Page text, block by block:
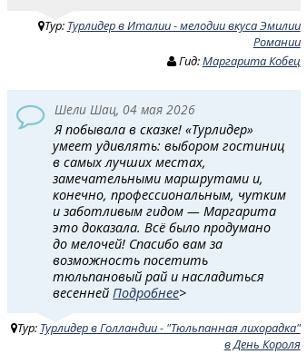
Тур: Турлидер в Италии - мелодии вкуса Эмилии
Романии
Гид:Маргарита Кобец
Шели Шац, 04 мая 2026
Я побывала в сказке! «Турлидер»
умеет удивлять: выбором гостиниц
в самых лучших местах,
замечательными маршрутами и,
конечно, профессиональным, чутким
и заботливым гидом — Маргарита
это доказала. Всё было продумано
до мелочей! Спасибо вам за
возможность посетить
тюльпановый рай и насладиться
весеннейПодробнее>
Тур: Турлидер в Голландии - "Тюльпанная лихорадка"
в День Короля